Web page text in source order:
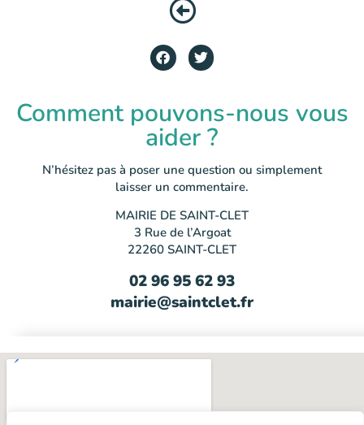
Comment pouvons-nous vous
aider ?
N’hésitez pas à poser une question ou simplement
laisser un commentaire.
MAIRIE DE SAINT-CLET
3 Rue de l’Argoat
22260 SAINT-CLET
02 96 95 62 93
mairie@saintclet.fr